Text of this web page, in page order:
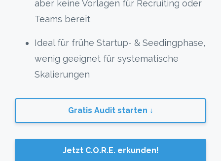
aber keine Vorlagen für Recruiting oder
Teams bereit
Ideal für frühe Startup- & Seedingphase,
wenig geeignet für systematische
Skalierungen
Gratis Audit starten ↓
Jetzt C.O.R.E. erkunden!